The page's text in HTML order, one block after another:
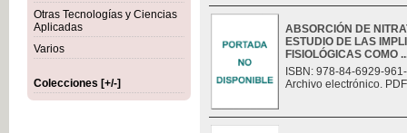
Otras Tecnologías y Ciencias
Aplicadas
Varios
Colecciones [+/-]
ABSORCIÓN DE
ESTUDIO DE LAS
FISIOLÓGICAS COMO
ISBN: 978-84-6929-
Archivo electrónico.